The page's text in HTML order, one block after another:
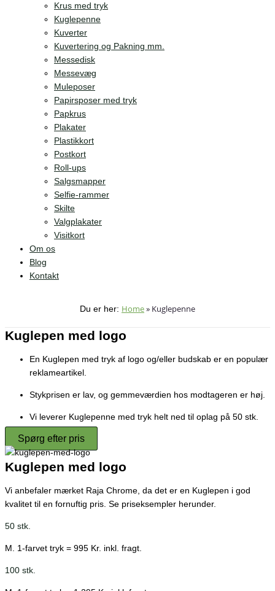
Krus med tryk
Kuglepenne
Kuverter
Kuvertering og Pakning mm.
Messedisk
Messevæg
Muleposer
Papirsposer med tryk
Papkrus
Plakater
Plastikkort
Postkort
Roll-ups
Salgsmapper
Selfie-rammer
Skilte
Valgplakater
Visitkort
Om os
Blog
Kontakt
Du er her: Home» Kuglepenne
Kuglepen med logo
En Kuglepen med tryk af logo og/eller budskab er en populær
reklameartikel.
Stykprisen er lav, og gemmeværdien hos modtageren er høj.
Vi leverer Kuglepenne med tryk helt ned til oplag på 50 stk.
Spørg efter pris
Kuglepen med logo
Vi anbefaler mærket Raja Chrome, da det er en Kuglepen i god
kvalitet til en fornuftig pris. Se priseksempler herunder.
50 stk.
M. 1-farvet tryk = 995 Kr. inkl. fragt.
100 stk.